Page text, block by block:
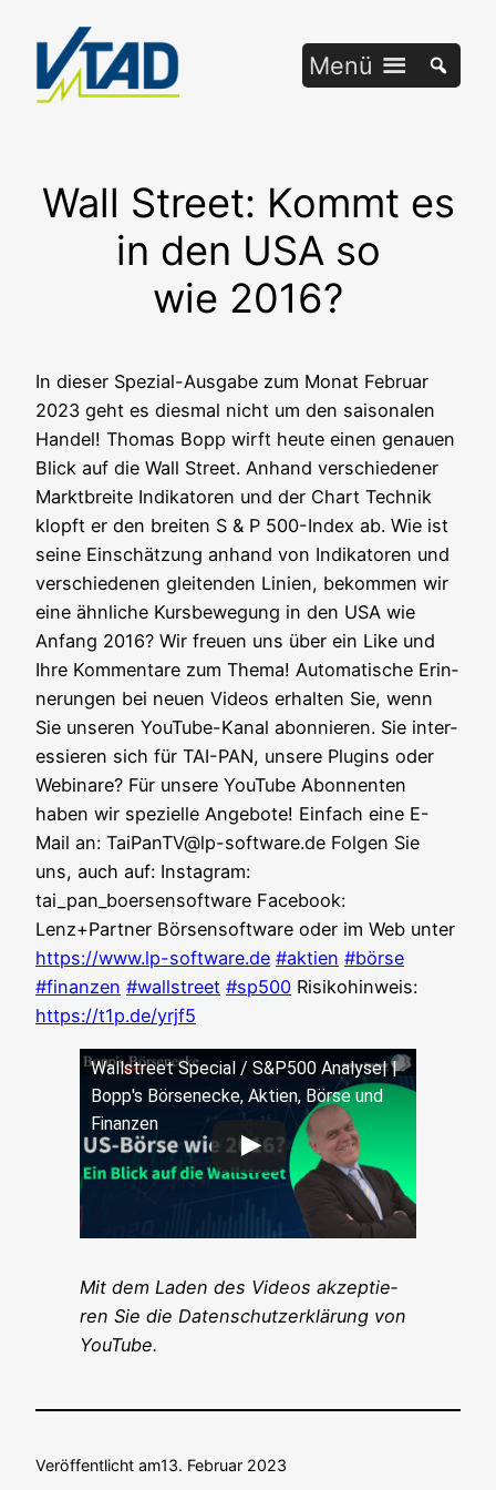
springen
Menü
Wall Street: Kommt es
in den USA so
wie 2016?
In die­ser Spe­zi­al-Aus­ga­be zum Monat Febru­ar
2023 geht es dies­mal nicht um den sai­so­na­len
Han­del! Tho­mas Bopp wirft heu­te einen genau­en
Blick auf die Wall Street. Anhand ver­schie­de­ner
Markt­brei­te Indi­ka­to­ren und der Chart Tech­nik
klopft er den brei­ten S & P 500-Index ab. Wie ist
sei­ne Ein­schät­zung anhand von Indi­ka­to­ren und
ver­schie­de­nen glei­ten­den Lini­en, bekom­men wir
eine ähn­li­che Kurs­be­we­gung in den USA wie
Anfang 2016? Wir freu­en uns über ein Like und
Ihre Kom­men­ta­re zum The­ma! Auto­ma­ti­sche Erin­
ne­run­gen bei neu­en Vide­os erhal­ten Sie, wenn
Sie unse­ren You­Tube-Kanal abon­nie­ren. Sie inter­
es­sie­ren sich für TAI-PAN, unse­re Plug­ins oder
Web­i­na­re? Für unse­re You­Tube Abon­nen­ten
haben wir spe­zi­el­le Ange­bo­te! Ein­fach eine E-
Mail an: TaiPanTV@lp-software.de Fol­gen Sie
uns, auch auf: Insta­gram:
tai_pan_boersensoftware Face­book:
Lenz+Partner Bör­sen­soft­ware oder im Web unter
https://www.lp-software.de #akti­en #bör­se
#finan­zen #wall­street #sp500 Risi­ko­hin­weis:
https://t1p.de/yrjf5
Wall­street Spe­cial / S&P500 Ana­ly­se| |
Bopp's Bör­sen­ecke, Akti­en, Bör­se und
Finanzen
Mit dem Laden des Vide­os akzep­tie­
ren Sie die Daten­schutz­er­klä­rung von
YouTube.
Veröffentlicht am13. Februar 2023